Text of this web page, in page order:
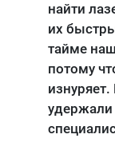
найти
их
тайме
потому
удержали